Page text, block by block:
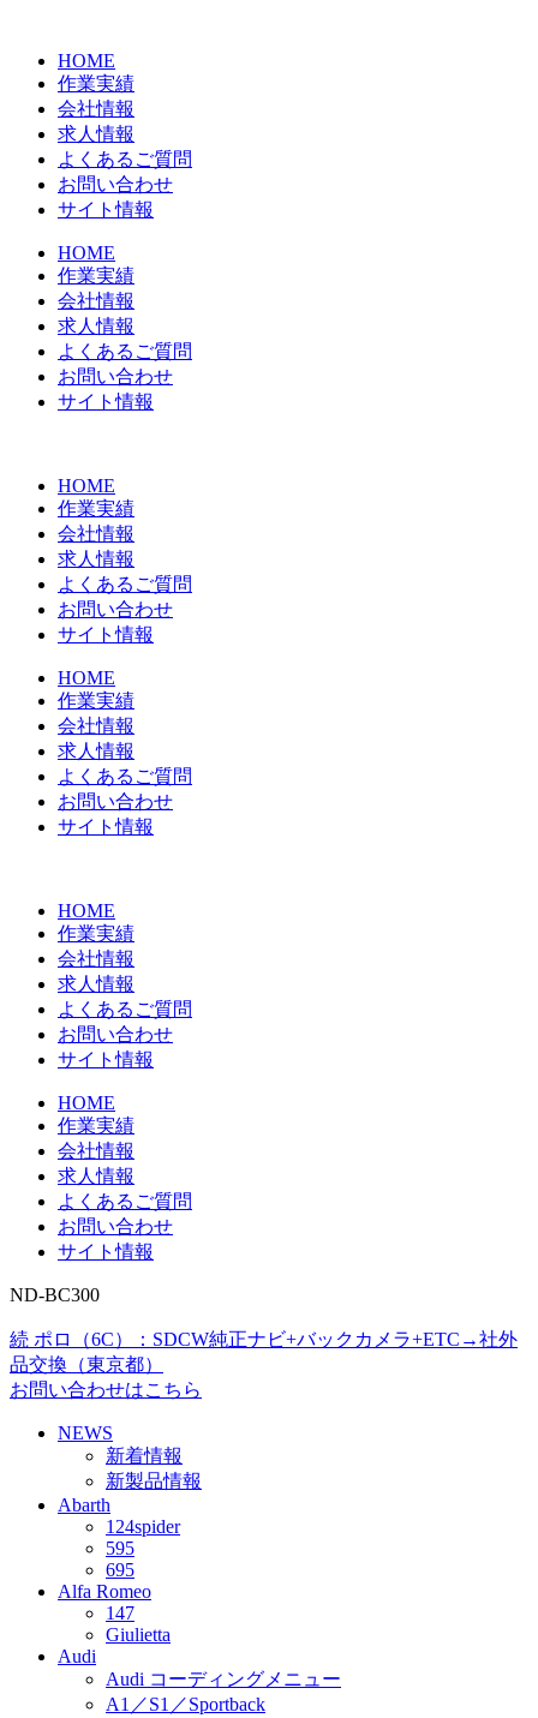
HOME
作業実績
会社情報
求人情報
よくあるご質問
お問い合わせ
サイト情報
HOME
作業実績
会社情報
求人情報
よくあるご質問
お問い合わせ
サイト情報
HOME
作業実績
会社情報
求人情報
よくあるご質問
お問い合わせ
サイト情報
HOME
作業実績
会社情報
求人情報
よくあるご質問
お問い合わせ
サイト情報
HOME
作業実績
会社情報
求人情報
よくあるご質問
お問い合わせ
サイト情報
HOME
作業実績
会社情報
求人情報
よくあるご質問
お問い合わせ
サイト情報
ND-BC300
続 ポロ（6C）：SDCW純正ナビ+バックカメラ+ETC→社外
品交換（東京都）
お問い合わせはこちら
NEWS
新着情報
新製品情報
Abarth
124spider
595
695
Alfa Romeo
147
Giulietta
Audi
Audi コーディングメニュー
A1／S1／Sportback